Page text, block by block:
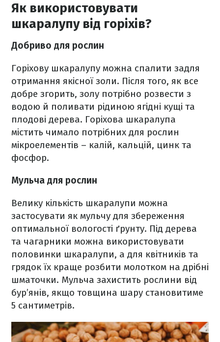
Як використовувати
шкаралупу від горіхів?
Добриво для рослин
Горіхову шкаралупу можна спалити задля
отримання якісної золи. Після того, як все
добре згорить, золу потрібно розвести з
водою й поливати рідиною ягідні кущі та
плодові дерева. Горіхова шкаралупа
містить чимало потрібних для рослин
мікроелементів – калій, кальцій, цинк та
фосфор.
Мульча для рослин
Велику кількість шкаралупи можна
застосувати як мульчу для збереження
оптимальної вологості ґрунту. Під дерева
та чагарники можна використовувати
половинки шкаралупи, а для квітників та
грядок їх краще розбити молотком на дрібні
шматочки. Мульча захистить рослини від
бур’янів, якщо товщина шару становитиме
5 сантиметрів.